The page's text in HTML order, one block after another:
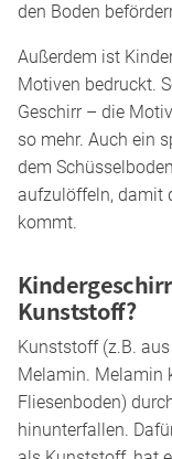
den Boden
Außerdem ist
Motiven bedruckt.
Geschirr – die
so mehr. Auch ein
dem
aufzulöffeln, damit
kommt.
Kunststoff?
Kunststoff (z.B.
Melamin. Melamin
Fliesenboden)
hinunterfallen.